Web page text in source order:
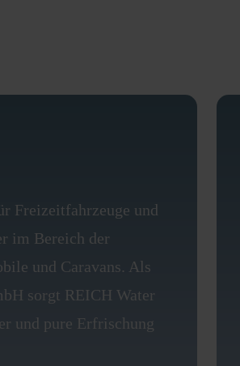
Freizeitfahrzeuge und
im Bereich der
und Caravans. Als
sorgt REICH Water
und pure Erfrischung